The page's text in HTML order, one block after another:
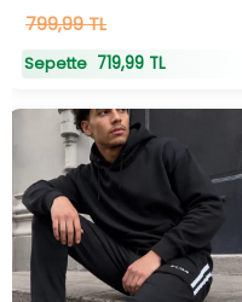
16adetstokta
799,99 TL
Sepette 719,99 TL